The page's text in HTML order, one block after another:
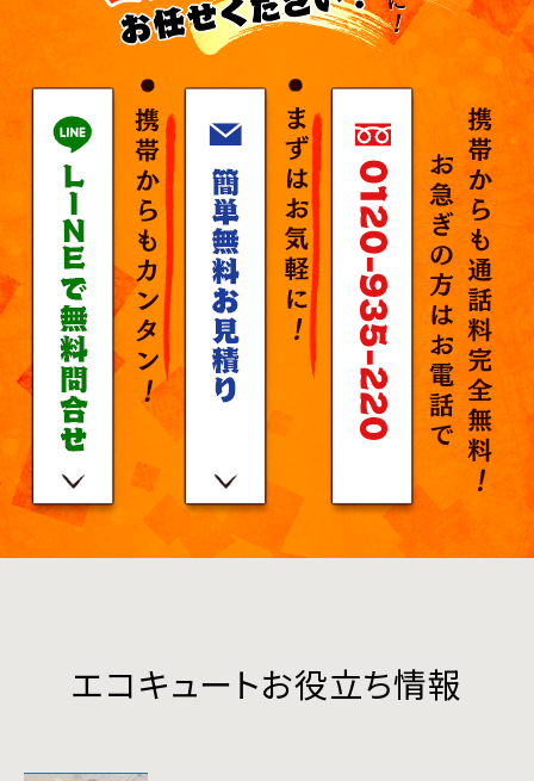
エコキュートお役立ち情報